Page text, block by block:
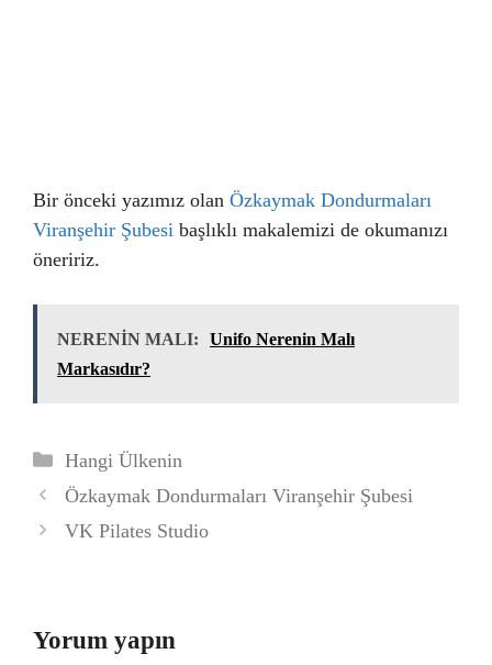
Bir önceki yazımız olan Özkaymak Dondurmaları
Viranşehir Şubesi başlıklı makalemizi de okumanızı
öneririz.
NERENİN MALI:
Unifo Nerenin Malı
Markasıdır?
Kategoriler
Hangi Ülkenin
Özkaymak Dondurmaları Viranşehir Şubesi
VK Pilates Studio
Yorum yapın